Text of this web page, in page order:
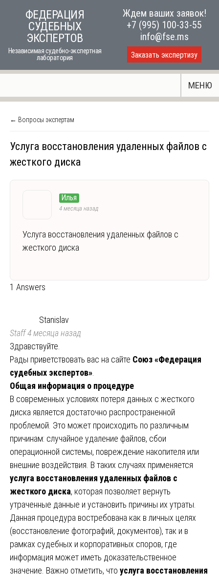
ФЕДЕРАЦИЯ
СУДЕБНЫХ
ЭКСПЕРТОВ
Независимая судебно-экспертная
лаборатория
Ждем ваших заявок!
+7 (995) 100-33-55
info@fse.ms
Заказать экспертизу
МЕНЮ
← Вопросы экспертам
Услуга восстановления удаленных файлов с
жесткого диска
Илья
4 месяца назад
Услуга восстановления удаленных файлов с
жесткого диска
1 Answers
Stanislav
Staff4 месяца назад
Здравствуйте.
Рады приветствовать вас на сайте Союз «Федерация
судебных экспертов»
Общая информация о процедуре
В современных условиях потеря данных с жесткого
диска является достаточно распространенной
проблемой. Это может происходить по различным
причинам: случайное удаление файлов, сбои
операционной системы, повреждение накопителя или
внешние воздействия. В таких случаях применяется
услуга восстановления удаленных файлов с
жесткого диска, которая позволяет вернуть
утраченные данные и установить причины их утраты.
Данная процедура востребована как в личных целях
(восстановление фотографий, документов), так и в
рамках судебных и корпоративных споров, где
информация может иметь доказательственное
значение. Важно отметить, что услуга восстановления